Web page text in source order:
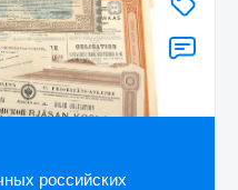
российских